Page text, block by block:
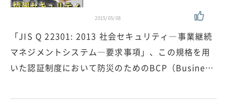
2015/05/08
「JIS Q 22301: 2013 社会セキュリティ―事業継続
マネジメントシステム―要求事項」、この規格を用
いた認証制度において防災のためのBCP（Busine…